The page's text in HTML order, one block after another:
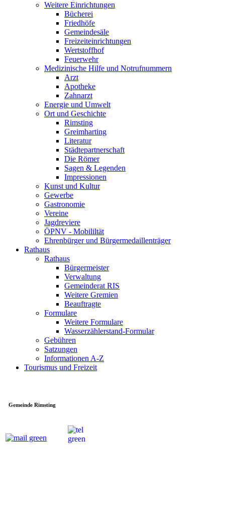
Weitere Einrichtungen
Bücherei
Friedhöfe
Gemeindesäle
Freizeiteinrichtungen
Wertstoffhof
Feuerwehr
Medizinische Hilfe und Notrufnummern
Arzt
Apotheke
Zahnarzt
Energie und Umwelt
Ort und Geschichte
Rimsting
Greimharting
Literatur
Städtepartnerschaft
Die Römer
Sagen & Legenden
Impressionen
Kunst und Kultur
Gewerbe
Gastronomie
Vereine
Jagdreviere
ÖPNV - Mobililtät
Ehrenbürger und Bürgermedaillenträger
Rathaus
Rathaus
Bürgermeister
Verwaltung
Gemeinderat RIS
Weitere Gremien
Beauftragte
Formulare
Weitere Formulare
Wasserzählerstand-Formular
Gebühren
Satzungen
Informationen A-Z
Tourismus und Freizeit
Gemeinde Rimsting